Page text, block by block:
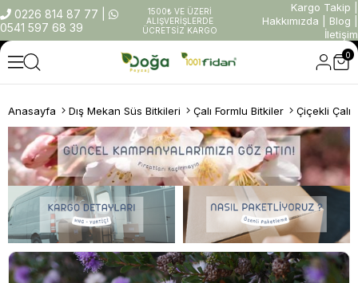
0226 814 87 77
0541 597 68 39
1500₺ VE ÜZERİ
ALIŞVERİŞLERDE
ÜCRETSİZ KARGO
Kargo Takip
Hakkımızda
Blog
İletişim
0
Anasayfa Dış Mekan Süs Bitkileri Çalı Formlu Bitkiler Çiçekli